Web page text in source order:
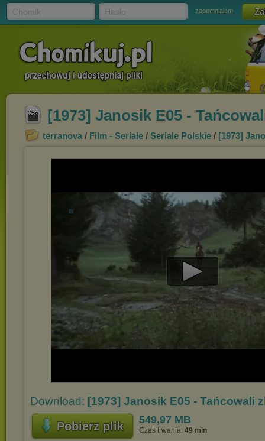
zapomniałem
[1973] Janosik E05 -
terranova / Film - Seriale / Seriale Polskie / [1973]
Play
Video
Download: [1973] Janosik E05 - Tańcowali
Pobierz plik 549,97 MB
Czas trwania: 49 min